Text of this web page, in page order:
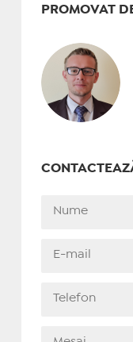
PROMOVAT